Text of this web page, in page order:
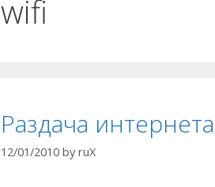
wifi
Раздача
12/01/2010 by ruX